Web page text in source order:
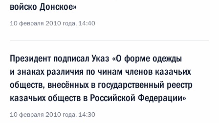
войско Донское»
10 февраля 2010 года, 14:40
Президент подписал Указ «О форме одежды
и знаках различия по чинам членов казачьих
обществ, внесённых в государственный реестр
казачьих обществ в Российской Федерации»
10 февраля 2010 года, 14:30